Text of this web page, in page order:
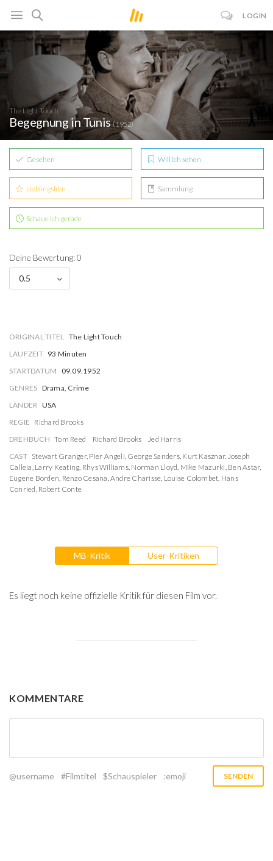
LOGIN
The Light Touch
Begegnung in Tunis(1952)
Gesehen Will ich sehen
Lieblingsfilm Sammlung
Schaue ich gerade
Deine Bewertung: 0
0.5
ORIGINAL TITEL The Light Touch
LAUFZEIT 93 Minuten
STARTDATUM
09.09.1952
GENRES Drama, Crime
LÄNDER USA
REGIE Richard Brooks
DREHBUCH Tom Reed Richard Brooks
Jed Harris
CAST Stewart Granger, Pier Angeli, George Sanders, Kurt Kasznar, Joseph
Calleia, Larry Keating, Rhys Williams, Norman Lloyd, Mike Mazurki, Ben Astar,
Eugene Borden, Renzo Cesana,Andre Charisse, Louise Colombet, Hans
Conried, Robert Conte
MB-Kritik User-Kritiken
Es liegt noch keine offizielle Kritik für diesen Film vor.
KOMMENTARE
@username #Filmtitel $Schauspieler :emoji